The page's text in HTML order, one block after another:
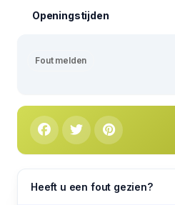
Openingstijden
Fout melden
Heeft u een fout gezien?